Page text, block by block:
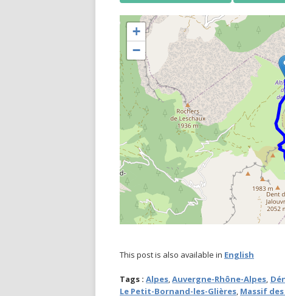
+
−
This post is also available in English
Tags : Alpes,Auvergne-Rhône-Alpes,
Le Petit-Bornand-les-Glières, Massif